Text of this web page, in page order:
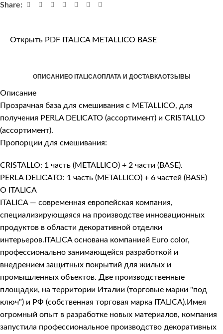
Share:
Открыть PDF ITALICA METALLICO BASE
ОПИСАНИЕО ITALICAОПЛАТА И ДОСТАВКАОТЗЫВЫ
Описание
Прозрачная база для смешивания с METALLICO, для
получения PERLA DELICATO (ассортимент) и CRISTALLO
(ассортимент).
Пропорции для смешивания:
CRISTALLO: 1 часть (METALLICO) + 2 части (BASE).
PERLA DELICATO: 1 часть (METALLICO) + 6 частей (BASE)
О ITALICA
ITALICA — современная европейская компания,
специализирующаяся на производстве инновационных
продуктов в области декоративной отделки
интерьеров.ITALICA основана компанией Euro color,
профессионально занимающейся разработкой и
внедрением защитных покрытий для жилых и
промышленных объектов. Две производственные
площадки, на территории Италии (торговые марки "под
ключ") и РФ (собственная торговая марка ITALICA).Имея
огромный опыт в разработке новых материалов, компания
запустила профессиональное производство декоративных